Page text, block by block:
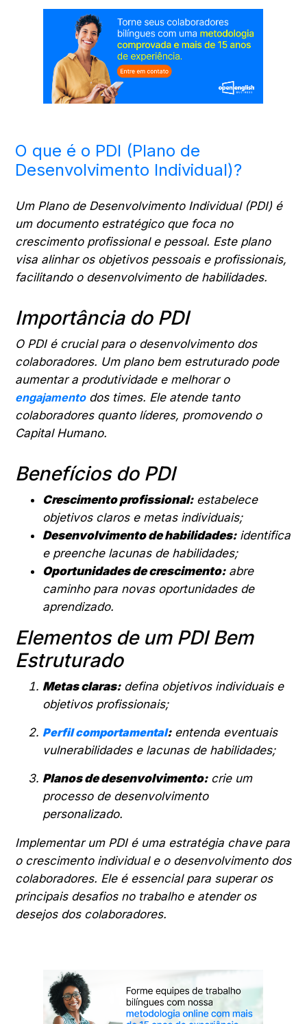
O que é o PDI (Plano de
Desenvolvimento Individual)?
Um Plano de Desenvolvimento Individual (PDI) é
um documento estratégico que foca no
crescimento profissional e pessoal. Este plano
visa alinhar os objetivos pessoais e profissionais,
facilitando o desenvolvimento de habilidades.
Importância do PDI
O PDI é crucial para o desenvolvimento dos
colaboradores. Um plano bem estruturado pode
aumentar a produtividade e melhorar o
engajamentodos times. Ele atende tanto
colaboradores quanto líderes, promovendo o
Capital Humano.
Benefícios do PDI
Crescimento profissional:estabelece
objetivos claros e metas individuais;
Desenvolvimento de habilidades:identifica
e preenche lacunas de habilidades;
Oportunidades de crescimento:abre
caminho para novas oportunidades de
aprendizado.
Elementos de um PDI Bem
Estruturado
Metas claras:defina objetivos individuais e
objetivos profissionais;
Perfil comportamental:entenda eventuais
vulnerabilidades e lacunas de habilidades;
Planos de desenvolvimento:crie um
processo de desenvolvimento
personalizado.
Implementar um PDI é uma estratégia chave para
o crescimento individual e o desenvolvimento dos
colaboradores. Ele é essencial para superar os
principais desafios no trabalho e atender os
desejos dos colaboradores.